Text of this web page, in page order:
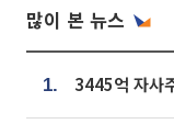
많이 본 뉴스
1.